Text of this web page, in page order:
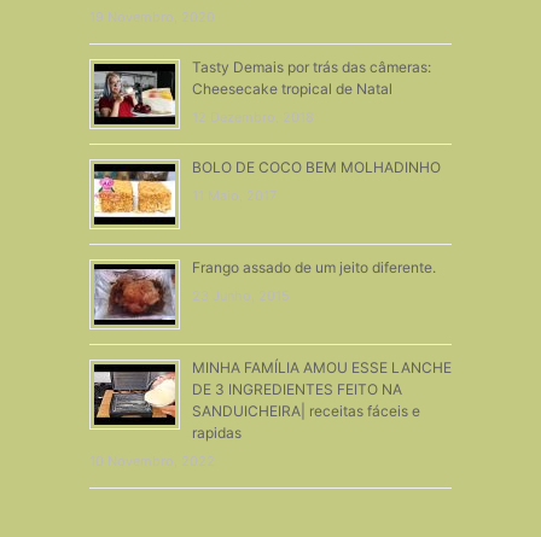
19 Novembro, 2020
Tasty Demais por trás das câmeras:
Cheesecake tropical de Natal
12 Dezembro, 2018
BOLO DE COCO BEM MOLHADINHO
11 Maio, 2017
Frango assado de um jeito diferente.
23 Junho, 2015
MINHA FAMÍLIA AMOU ESSE LANCHE
DE 3 INGREDIENTES FEITO NA
SANDUICHEIRA| receitas fáceis e
rapidas
10 Novembro, 2022